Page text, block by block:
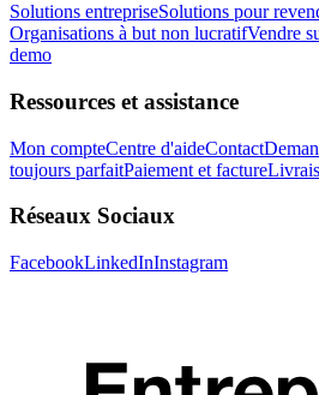
Solutions entrepriseSolutions pour
Organisations à but non lucratifVendre
demo
Ressources et assistance
Mon compteCentre d'aideContact
toujours parfaitPaiement et facture
Réseaux Sociaux
FacebookLinkedInInstagram